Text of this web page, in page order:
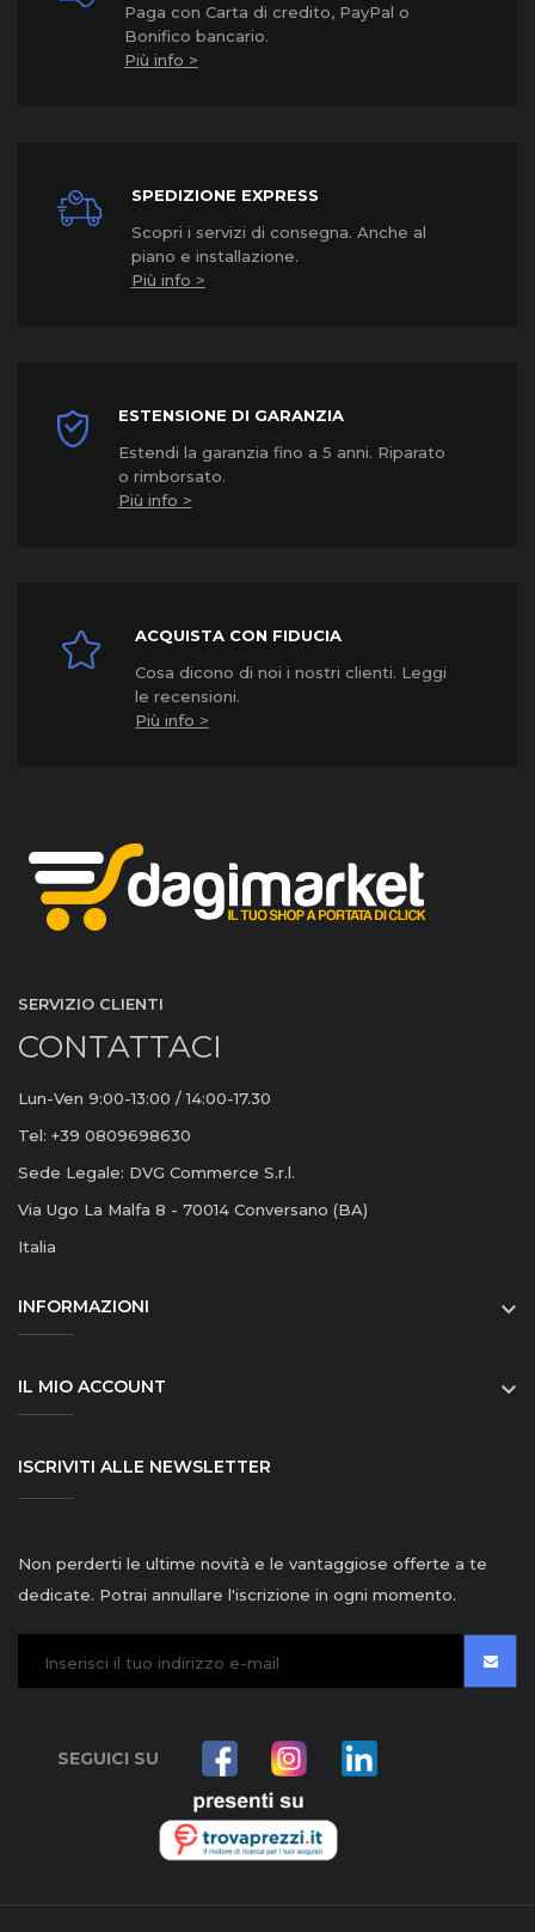
Paga con Carta di credito, PayPal o
Bonifico bancario.
Più info >
SPEDIZIONE EXPRESS
Scopri i servizi di consegna. Anche al
piano e installazione.
Più info >
ESTENSIONE DI GARANZIA
Estendi la garanzia fino a 5 anni. Riparato
o rimborsato.
Più info >
ACQUISTA CON FIDUCIA
Cosa dicono di noi i nostri clienti. Leggi
le recensioni.
Più info >
SERVIZIO CLIENTI
CONTATTACI
Lun-Ven 9:00-13:00 / 14:00-17.30
Tel: +39 0809698630
Sede Legale: DVG Commerce S.r.l.
Via Ugo La Malfa 8 - 70014 Conversano (BA)
Italia
INFORMAZIONI 
IL MIO ACCOUNT 
ISCRIVITI ALLE NEWSLETTER
Non perderti le ultime novità e le vantaggiose offerte a te
dedicate. Potrai annullare l'iscrizione in ogni momento.
SEGUICI SU